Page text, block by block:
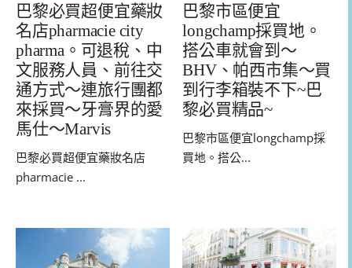
巴黎必買超便宜藥妝
名店pharmacie city
pharma。可退稅、中
文服務人員、前往交
通方式～連旅行團都
來採買～牙膏界的愛
馬仕～Marvis
巴黎必買超便宜藥妝名店
pharmacie ...
巴黎市區便宜
longchamp採買地。
搭公車就會到～
BHV、帕西市集～買
到行李箱裝不下~巴
黎必買精品~
巴黎市區便宜longchamp採
買地。搭公...